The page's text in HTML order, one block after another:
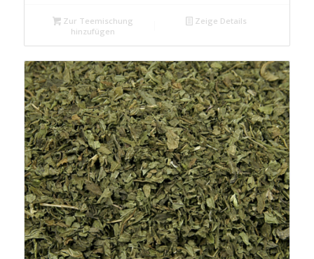
Zur Teemischung
hinzufügen
Zeige Details